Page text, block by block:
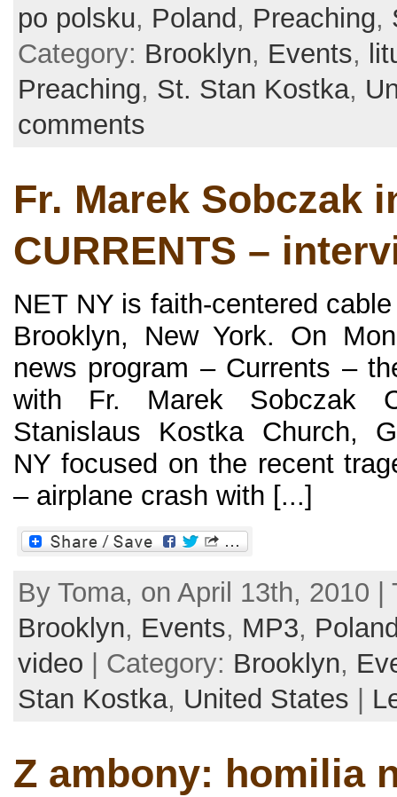
po polsku, Poland , Preaching,
Category: Brooklyn, Events,
Preaching, St. Stan Kostka,
comments
Fr. Marek Sobczak
CURRENTS –
NET NY is faith-centered
Brooklyn, New York. On
news program – Currents –
with Fr. Marek Sobczak
Stanislaus Kostka Church,
NY focused on the recent
– airplane crash with [...]
By Toma, on April 13th, 2010
Brooklyn, Events, MP3,
video | Category: Brooklyn,
Stan Kostka, United States
Z ambony: homilia